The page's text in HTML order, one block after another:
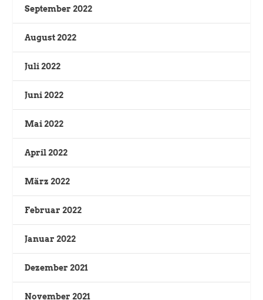
September 2022
August 2022
Juli 2022
Juni 2022
Mai 2022
April 2022
März 2022
Februar 2022
Januar 2022
Dezember 2021
November 2021